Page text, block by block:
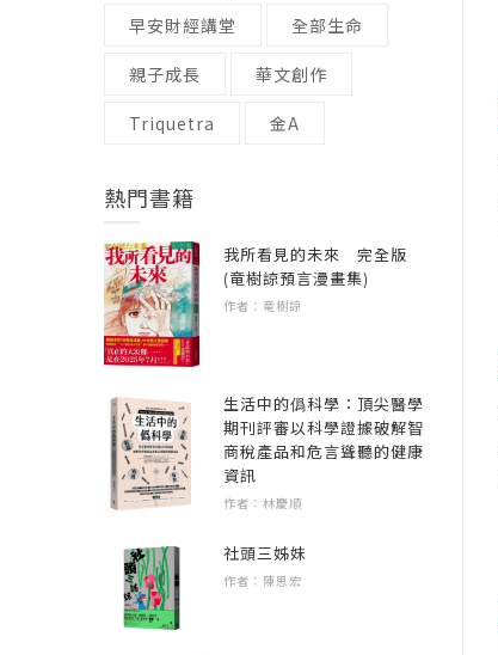
早安財經講堂 全部生命
親子成長 華文創作
Triquetra 金A
熱門書籍
我所看見的未來 完全版
(竜樹諒預言漫畫集)
作者：竜樹諒
生活中的僞科學：頂尖醫學
期刊評審以科學證據破解智
商稅產品和危言聳聽的健康
資訊
作者：林慶順
社頭三姊妹
作者：陳思宏